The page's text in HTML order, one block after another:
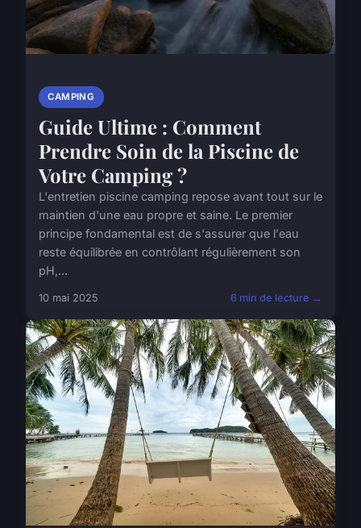
CAMPING
Guide Ultime : Comment
Prendre Soin de la Piscine de
Votre Camping ?
L'entretien piscine camping repose avant tout sur le
maintien d'une eau propre et saine. Le premier
principe fondamental est de s'assurer que l'eau
reste équilibrée en contrôlant régulièrement son
pH,...
10 mai 2025 6 min de lecture →